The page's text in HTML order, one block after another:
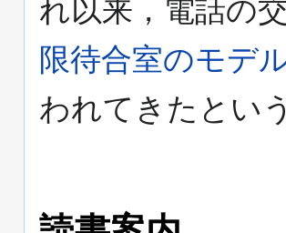
れ以来，電話の
限待合室のモデ
われてきたとい